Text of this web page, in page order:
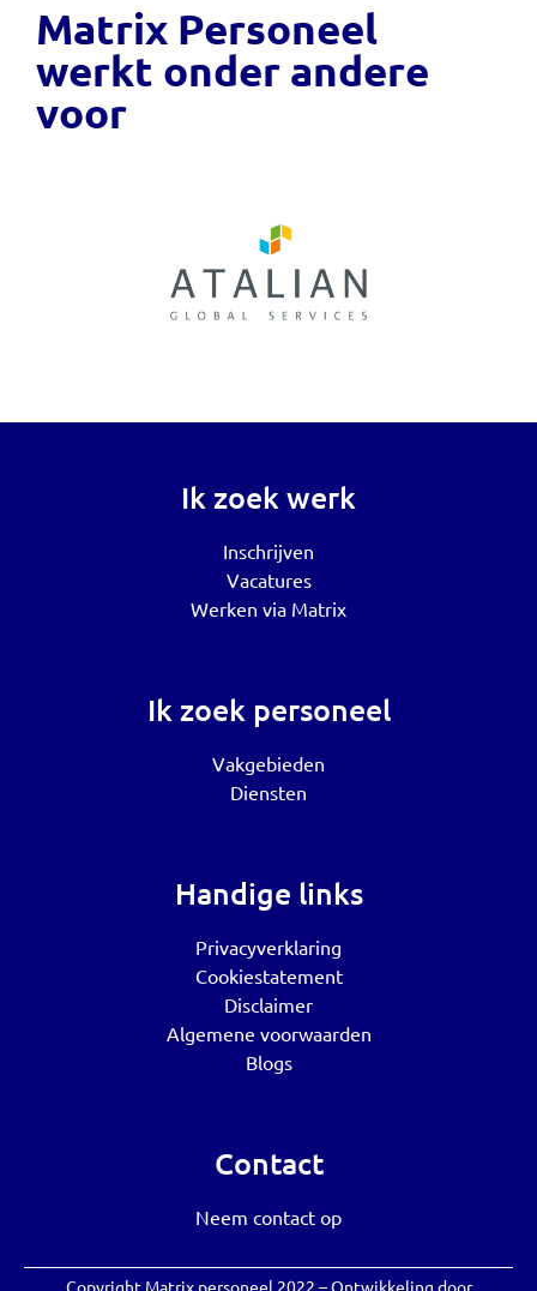
Matrix Personeel
werkt onder andere
voor
Ik zoek werk
Inschrijven
Vacatures
Werken via Matrix
Ik zoek personeel
Vakgebieden
Diensten
Handige links
Privacyverklaring
Cookiestatement
Disclaimer
Algemene voorwaarden
Blogs
Contact
Neem contact op
Copyright Matrix personeel 2022 – Ontwikkeling door